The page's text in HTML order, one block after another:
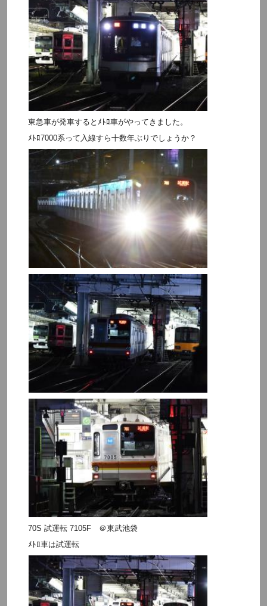
東急車が発車するとﾒﾄﾛ車がやってきました。
ﾒﾄﾛ7000系って入線すら十数年ぶりでしょうか？
70S 試運転 7105F ＠東武池袋
ﾒﾄﾛ車は試運転